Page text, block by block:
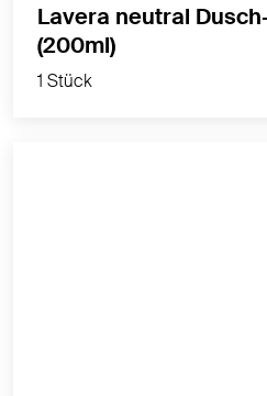
1 Stück
Lavera neutral
(200ml)
1 Stück